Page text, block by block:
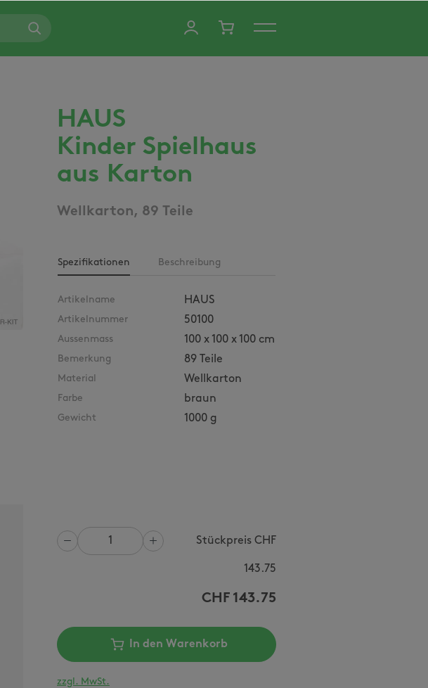
HAUS
Kinder Spielhaus
aus Karton
Wellkarton, 89 Teile
Spezifikationen Beschreibung
Artikelname HAUS
Artikelnummer 50100
Aussenmass 100 x 100 x 100 cm
Bemerkung 89 Teile
Material Wellkarton
Farbe braun
Gewicht 1000 g
Anzahl Stückpreis CHF
143.75
CHF 143.75
In den Warenkorb
zzgl. MwSt.